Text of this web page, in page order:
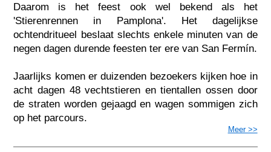
Daarom is het feest ook wel bekend als het
'Stierenrennen in Pamplona'. Het dagelijkse
ochtendritueel beslaat slechts enkele minuten van de
negen dagen durende feesten ter ere van San Fermín.
Jaarlijks komen er duizenden bezoekers kijken hoe in
acht dagen 48 vechtstieren en tientallen ossen door
de straten worden gejaagd en wagen sommigen zich
op het parcours.
Meer >>